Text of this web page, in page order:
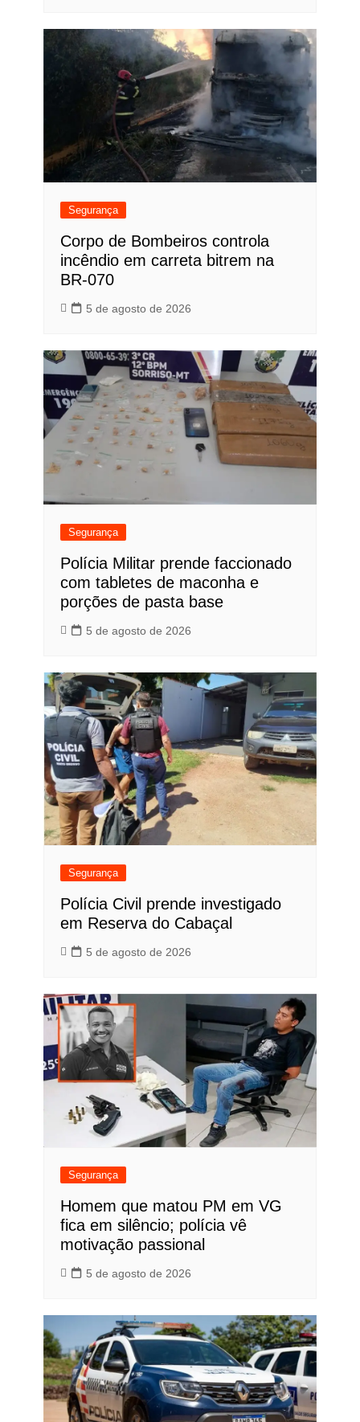
Segurança
Corpo de Bombeiros controla
incêndio em carreta bitrem na
BR-070
5 de agosto de 2026
Segurança
Polícia Militar prende faccionado
com tabletes de maconha e
porções de pasta base
5 de agosto de 2026
Segurança
Polícia Civil prende investigado
em Reserva do Cabaçal
5 de agosto de 2026
Segurança
Homem que matou PM em VG
fica em silêncio; polícia vê
motivação passional
5 de agosto de 2026